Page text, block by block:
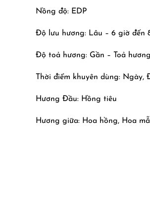
Nồng độ: EDP
Độ lưu hương: Lâu – 6 giờ đến
Độ toả hương: Gần – Toả
Thời điểm khuyên dùng: Ngày,
Hương Đầu: Hồng tiêu
Hương giữa: Hoa hồng, Hoa
Vẫn lãng mạn, nữ tính đến